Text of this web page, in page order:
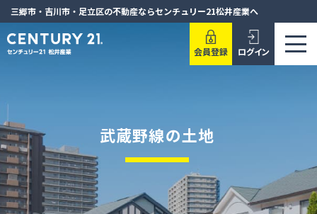
三郷市・吉川市・足立区の不動産ならセンチュリー21松井産業へ
会員登録 ログイン
武蔵野線の土地